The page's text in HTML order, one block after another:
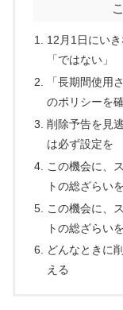
12月1日にい
「ではない」
「長期間使用
のポリシーを
削除予告を見
は必ず設定を
この機会に、
トの総ざらいを
この機会に、
トの総ざらいを
どんなときに
える